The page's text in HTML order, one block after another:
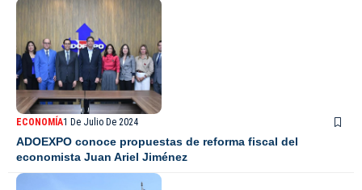
ECONOMÍA1 De Julio De 2024
ADOEXPO conoce propuestas de reforma fiscal del
economista Juan Ariel Jiménez